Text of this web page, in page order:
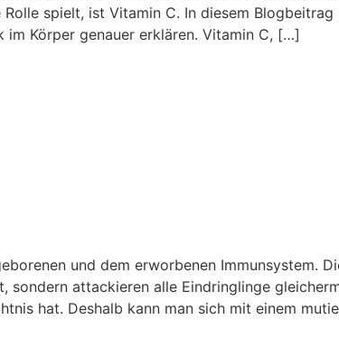
spielt, ist Vitamin C. In diesem
im Körper genauer erklären. Vitamin C, […]
und dem erworbenen Immunsystem.
sondern attackieren alle Eindringlinge
hat. Deshalb kann man sich mit einem